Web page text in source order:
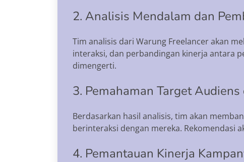
2. Analisis Mendalam dan
Tim analisis dari Warung Freelancer akan
interaksi, dan perbandingan kinerja antara
dimengerti.
3. Pemahaman Target
Berdasarkan hasil analisis, tim akan
berinteraksi dengan mereka. Rekomendasi
4. Pemantauan Kinerja